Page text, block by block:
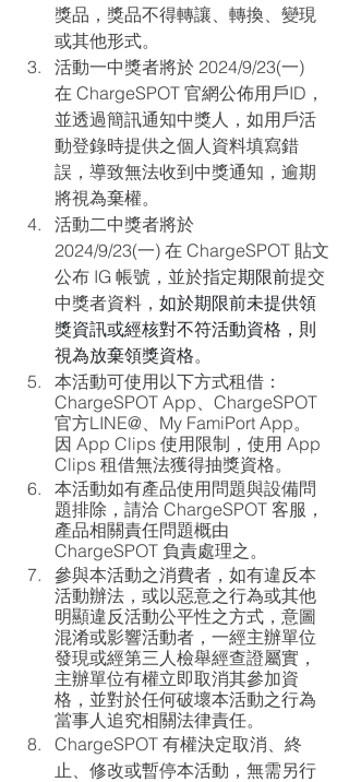
獎品，獎品不得轉讓、轉換、變現
或其他形式。
活動一中獎者將於 2024/9/23(一)
在 ChargeSPOT 官網公佈用戶ID，
並透過簡訊通知中獎人，如用戶活
動登錄時提供之個人資料填寫錯
誤，導致無法收到中獎通知，逾期
將視為棄權。
活動二中獎者將於
2024/9/23(一) 在 ChargeSPOT 貼文
公布 IG 帳號，並於指定期限前提交
中獎者資料， 如於期限前未提供領
獎資訊或經核對不符活動資格，則
視為放棄領獎資格。
本活動可使用以下方式租借：
ChargeSPOT App、ChargeSPOT
官方LINE@、My FamiPort App。
因 App Clips 使用限制，使用 App
Clips 租借無法獲得抽獎資格。
本活動如有產品使用問題與設備問
題排除，請洽 ChargeSPOT 客服，
產品相關責任問題概由
ChargeSPOT 負責處理之。
參與本活動之消費者，如有違反本
活動辦法，或以惡意之行為或其他
明顯違反活動公平性之方式，意圖
混淆或影響活動者，一經主辦單位
發現或經第三人檢舉經查證屬實，
主辦單位有權立即取消其參加資
格，並對於任何破壞本活動之行為
當事人追究相關法律責任。
ChargeSPOT 有權決定取消、終
止、修改或暫停本活動，無需另行